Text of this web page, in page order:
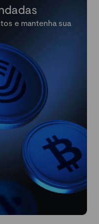
e mantenha sua